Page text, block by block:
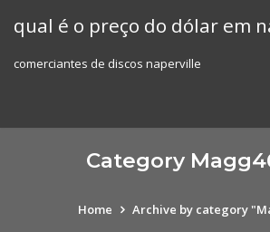
qual é o preço do dólar em
comerciantes de discos naperville
Category
Home Archive by category